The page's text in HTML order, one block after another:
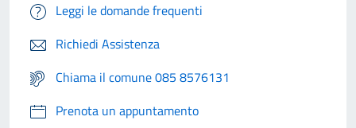
Leggi le domande frequenti
Richiedi Assistenza
Chiama il comune 085 8576131
Prenota un appuntamento